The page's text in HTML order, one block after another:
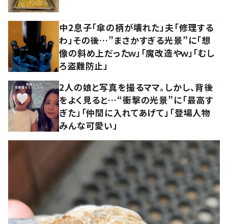
中2息子「傘の柄が壊れた」夫「修理する
わ」その後…”まさかすぎる光景”に「想
像の斜め上だったｗ」「魔改造やｗ」「むし
ろ盗難防止」
2人の娘と写真を撮るママ。しかし、背後
をよく見ると…“衝撃の光景”に「最高す
ぎた」「仲間に入れてあげて」「登場人物
みんな可愛い」